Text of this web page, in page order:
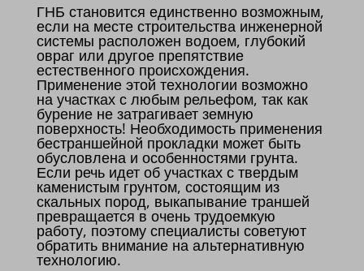
ГНБ становится единственно возможным,
если на месте строительства инженерной
системы расположен водоем, глубокий
овраг или другое препятствие
естественного происхождения.
Применение этой технологии возможно
на участках с любым рельефом, так как
бурение не затрагивает земную
поверхность! Необходимость применения
бестраншейной прокладки может быть
обусловлена и особенностями грунта.
Если речь идет об участках с твердым
каменистым грунтом, состоящим из
скальных пород, выкапывание траншей
превращается в очень трудоемкую
работу, поэтому специалисты советуют
обратить внимание на альтернативную
технологию.